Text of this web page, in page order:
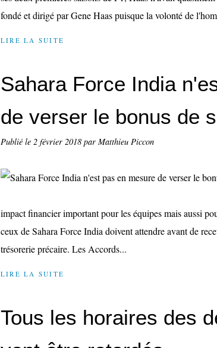
fondé et dirigé par Gene Haas puisque la volonté de
LIRE LA SUITE
Sahara Force India
de verser le bonus de
Publié le 2 février 2018 par Matthieu Piccon
impact financier important pour les équipes mais aussi
ceux de Sahara Force India doivent attendre avant de
trésorerie précaire. Les Accords...
LIRE LA SUITE
Tous les horaires des